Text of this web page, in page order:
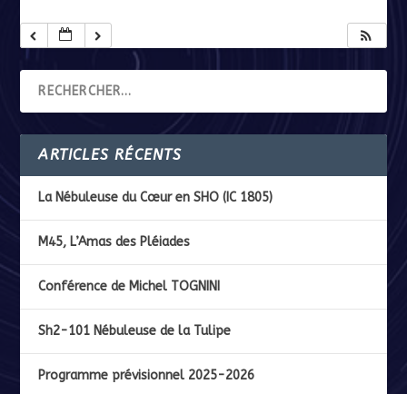
ARTICLES RÉCENTS
La Nébuleuse du Cœur en SHO (IC 1805)
M45, L’Amas des Pléiades
Conférence de Michel TOGNINI
Sh2-101 Nébuleuse de la Tulipe
Programme prévisionnel 2025-2026